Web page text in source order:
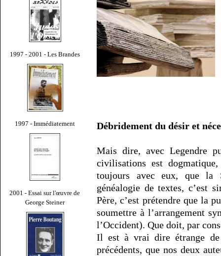
1997 - 2001 - Les Brandes
1997 - Immédiatement
2001 - Essai sur l'œuvre de
George Steiner
Débridement du désir et
Mais dire, avec Legendre
civilisations est
toujours avec eux, que la
généalogie de textes, c’est
Père, c’est prétendre que la
soumettre à l’arrangement
l’Occident). Que doit, par
Il est à vrai dire étrange de
précédents, que nos deux